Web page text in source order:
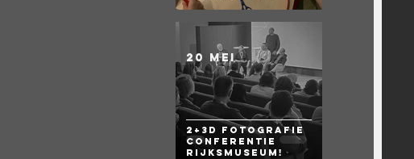
2+3D Fotografie
Conferentie
Rijksmuseum!
20 mei